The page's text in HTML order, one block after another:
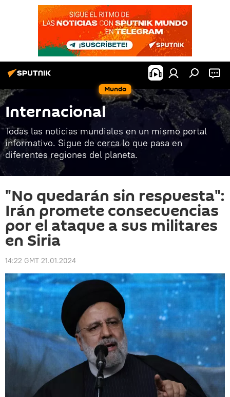
Mundo
Internacional
Todas las noticias mundiales en un mismo portal
informativo. Sigue de cerca lo que pasa en
diferentes regiones del planeta.
"No quedarán sin respuesta":
Irán promete consecuencias
por el ataque a sus militares
en Siria
14:22 GMT 21.01.2024